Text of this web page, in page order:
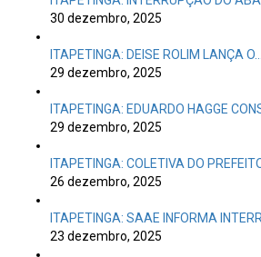
30 dezembro, 2025
ITAPETINGA: DEISE ROLIM LANÇA O…
29 dezembro, 2025
ITAPETINGA: EDUARDO HAGGE
29 dezembro, 2025
ITAPETINGA: COLETIVA DO
26 dezembro, 2025
ITAPETINGA: SAAE INFORMA
23 dezembro, 2025